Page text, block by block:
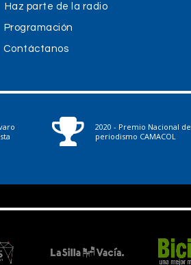
Haz parte de la radio
Programación
Contáctanos
2020 - Premio Nacional de
periodismo CAMACOL